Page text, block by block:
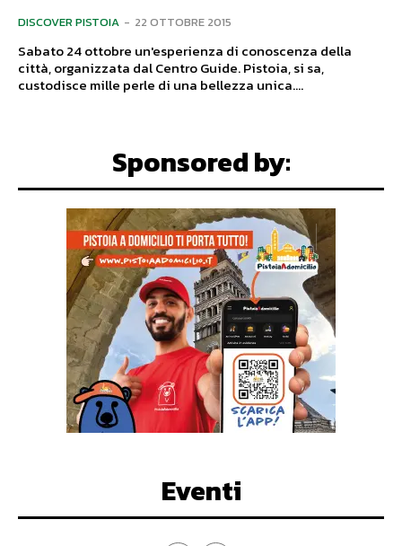
DISCOVER PISTOIA - 22 OTTOBRE 2015
Sabato 24 ottobre un'esperienza di conoscenza della
città, organizzata dal Centro Guide. Pistoia, si sa,
custodisce mille perle di una bellezza unica....
Sponsored by:
Eventi